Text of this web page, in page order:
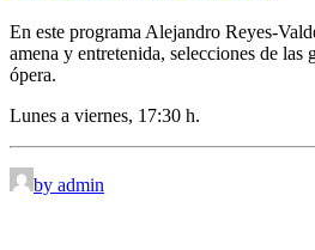
En este programa Alejandro Reyes-
amena y entretenida, selecciones de las
ópera.
Lunes a viernes, 17:30 h.
by admin